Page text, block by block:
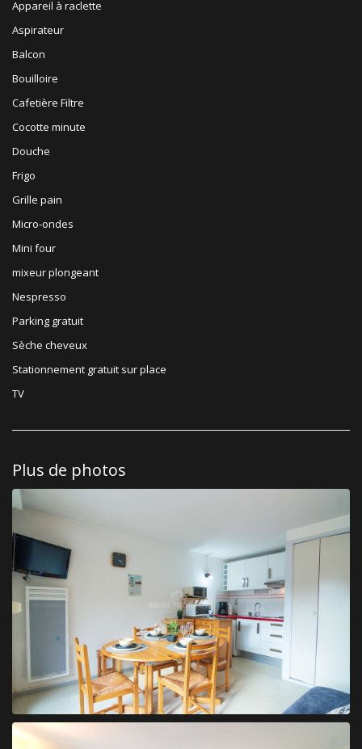
Appareil à raclette
Aspirateur
Balcon
Bouilloire
Cafetière Filtre
Cocotte minute
Douche
Frigo
Grille pain
Micro-ondes
Mini four
mixeur plongeant
Nespresso
Parking gratuit
Sèche cheveux
Stationnement gratuit sur place
TV
Plus de photos